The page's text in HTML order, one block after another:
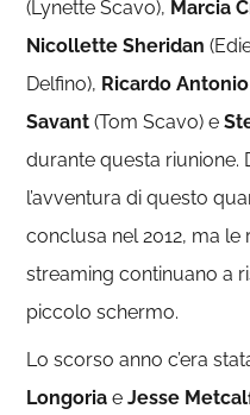
(Lynette Scavo), Marcia
Nicollette Sheridan
Delfino), Ricardo
Savant (Tom Scavo) e
durante questa riunione.
l’avventura di questo
conclusa nel 2012, ma le
streaming continuano a
piccolo schermo.
Lo scorso anno c’era
LongoriaeJesse